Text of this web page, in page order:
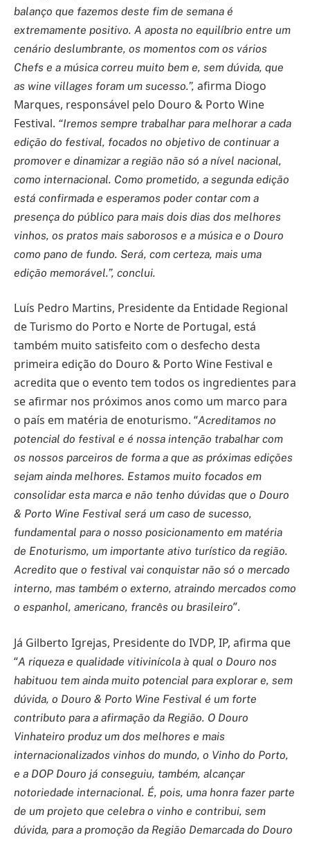
balanço que fazemos deste fim de semana é
extremamente positivo. A aposta no equilíbrio entre um
cenário deslumbrante, os momentos com os vários
Chefs e a música correu muito bem e, sem dúvida, que
as wine villages foram um sucesso.”, afirma Diogo
Marques, responsável pelo Douro & Porto Wine
Festival. “Iremos sempre trabalhar para melhorar a cada
edição do festival, focados no objetivo de continuar a
promover e dinamizar a região não só a nível nacional,
como internacional. Como prometido, a segunda edição
está confirmada e esperamos poder contar com a
presença do público para mais dois dias dos melhores
vinhos, os pratos mais saborosos e a música e o Douro
como pano de fundo. Será, com certeza, mais uma
edição memorável.”, conclui.
Luís Pedro Martins, Presidente da Entidade Regional
de Turismo do Porto e Norte de Portugal, está
também muito satisfeito com o desfecho desta
primeira edição do Douro & Porto Wine Festival e
acredita que o evento tem todos os ingredientes para
se afirmar nos próximos anos como um marco para
o país em matéria de enoturismo. “Acreditamos no
potencial do festival e é nossa intenção trabalhar com
os nossos parceiros de forma a que as próximas edições
sejam ainda melhores. Estamos muito focados em
consolidar esta marca e não tenho dúvidas que o Douro
& Porto Wine Festival será um caso de sucesso,
fundamental para o nosso posicionamento em matéria
de Enoturismo, um importante ativo turístico da região.
Acredito que o festival vai conquistar não só o mercado
interno, mas também o externo, atraindo mercados como
o espanhol, americano, francês ou brasileiro”.
Já Gilberto Igrejas, Presidente do IVDP, IP, afirma que
“A riqueza e qualidade vitivinícola à qual o Douro nos
habituou tem ainda muito potencial para explorar e, sem
dúvida, o Douro & Porto Wine Festival é um forte
contributo para a afirmação da Região. O Douro
Vinhateiro produz um dos melhores e mais
internacionalizados vinhos do mundo, o Vinho do Porto,
e a DOP Douro já conseguiu, também, alcançar
notoriedade internacional. É, pois, uma honra fazer parte
de um projeto que celebra o vinho e contribui, sem
dúvida, para a promoção da Região Demarcada do Douro